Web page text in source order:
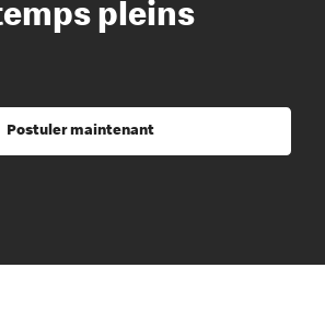
pleins
Postuler maintenant